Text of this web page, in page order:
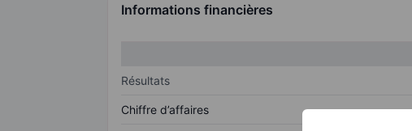
Informations financières
Résultats
Chiffre d’affaires